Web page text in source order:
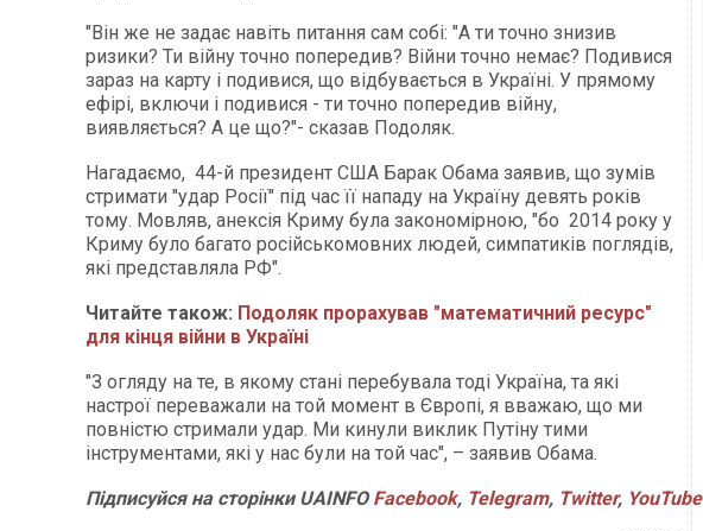
"Він же не задає навіть питання сам собі: "А ти точно знизив
ризики? Ти війну точно попередив? Війни точно немає? Подивися
зараз на карту і подивися, що відбувається в Україні. У прямому
ефірі, включи і подивися - ти точно попередив війну,
виявляється? А це що?"- сказав Подоляк.
Нагадаємо, 44-й президент США Барак Обама заявив, що зумів
стримати "удар Росії" під час її нападу на Україну девять років
тому. Мовляв, анексія Криму була закономірною, "бо 2014 року у
Криму було багато російськомовних людей, симпатиків поглядів,
які представляла РФ".
Читайте також: Подоляк прорахував "математичний ресурс"
для кінця війни в Україні
"З огляду на те, в якому стані перебувала тоді Україна, та які
настрої переважали на той момент в Європі, я вважаю, що ми
повністю стримали удар. Ми кинули виклик Путіну тими
інструментами, які у нас були на той час", – заявив Обама.
Підписуйся на сторінки UAINFO Facebook, Telegram, Twitter, YouTube